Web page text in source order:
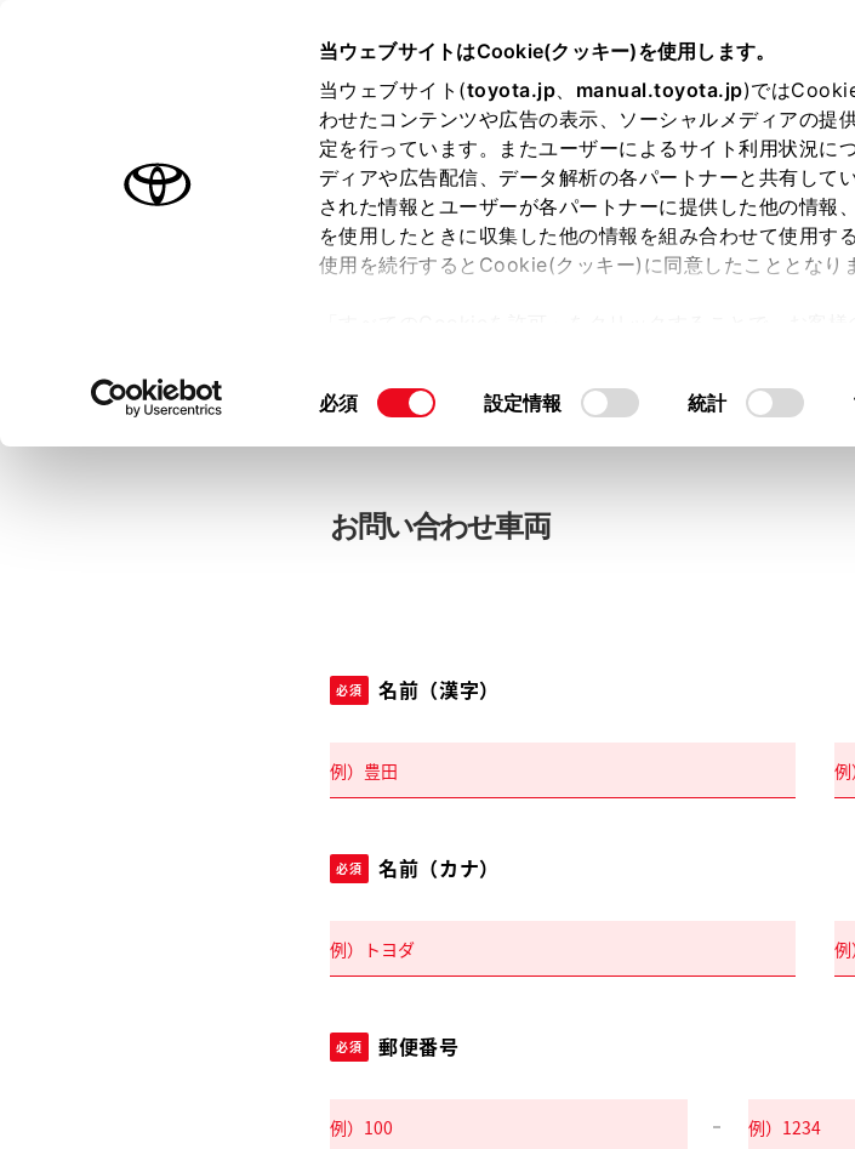
当ウェブサイトはCookie(クッキー)を使用します。
当ウェブサイト(toyota.jp、 manual.toyota.jp)では
わせたコンテンツや広告の表示、ソーシャルメディアの提
定を行っています。またユーザーによるサイト利用状況に
ディアや広告配信、データ解析の各パートナーと共有して
された情報とユーザーが各パートナーに提供した他の情報
を使用したときに収集した他の情報を組み合わせて使用す
使用を続行するとCookie(クッキー)に同意したこととなり
て」をご覧ください。
同
択
必須 設定情報 統計
は必須です。中古車：お問い合わせ
お客さま情報の入力 入力内容
お問い合わせ車両
必須 名前（漢字）
必須 名前（カナ）
必須 郵便番号